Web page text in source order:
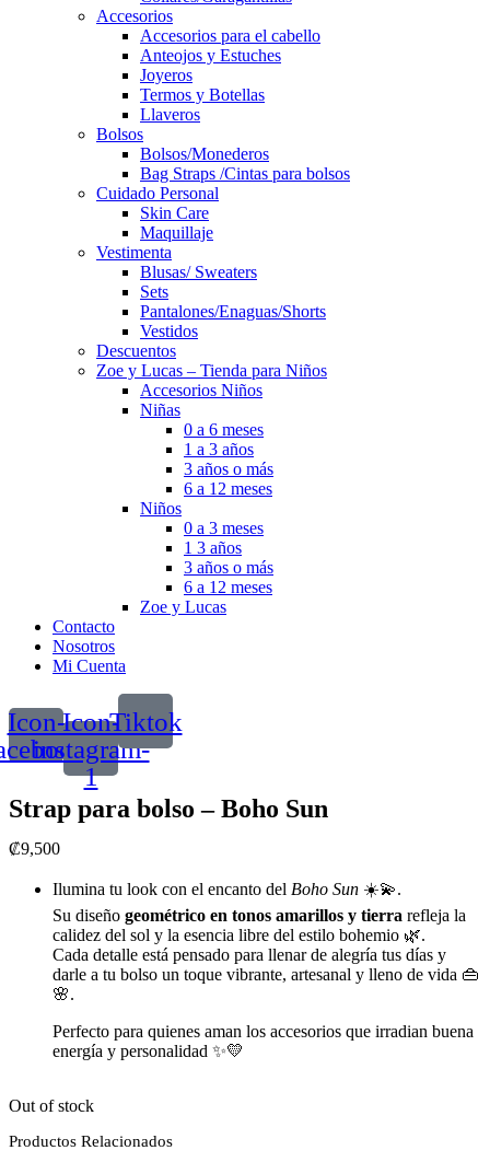
Accesorios
Accesorios para el cabello
Anteojos y Estuches
Joyeros
Termos y Botellas
Llaveros
Bolsos
Bolsos/Monederos
Bag Straps /Cintas para bolsos
Cuidado Personal
Skin Care
Maquillaje
Vestimenta
Blusas/ Sweaters
Sets
Pantalones/Enaguas/Shorts
Vestidos
Descuentos
Zoe y Lucas – Tienda para Niños
Accesorios Niños
Niñas
0 a 6 meses
1 a 3 años
3 años o más
6 a 12 meses
Niños
0 a 3 meses
1 3 años
3 años o más
6 a 12 meses
Zoe y Lucas
Contacto
Nosotros
Mi Cuenta
Icon-Icon-
instagram-
1
Tiktok
Strap para bolso – Boho Sun
₡9,500
Ilumina tu look con el encanto del Boho Sun ☀️💫.
Su diseño geométrico en tonos amarillos y tierra refleja la
calidez del sol y la esencia libre del estilo bohemio 🌿.
Cada detalle está pensado para llenar de alegría tus días y
darle a tu bolso un toque vibrante, artesanal y lleno de vida 👜
🌸.
Perfecto para quienes aman los accesorios que irradian buena
energía y personalidad ✨💛
Out of stock
Productos Relacionados